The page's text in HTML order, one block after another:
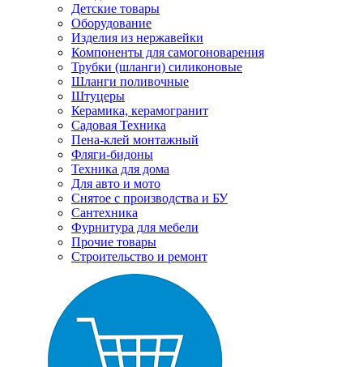
Детские товары
Оборудование
Изделия из нержавейки
Компоненты для самогоноварения
Трубки (шланги) силиконовые
Шланги поливочные
Штуцеры
Керамика, керамогранит
Садовая Техника
Пена-клей монтажный
Фляги-бидоны
Техника для дома
Для авто и мото
Снятое с производства и БУ
Сантехника
Фурнитура для мебели
Прочие товары
Строительство и ремонт